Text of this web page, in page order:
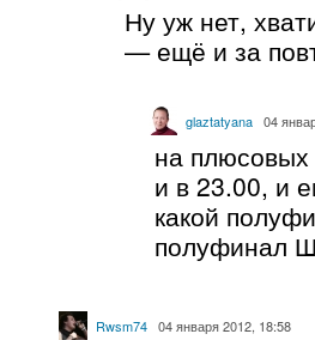
Ну уж нет,
— ещё и за
glaztatyana 04
на плюсовых
и в 23.00, и
какой
полуфинал
Rwsm74 04 января 2012, 18:58